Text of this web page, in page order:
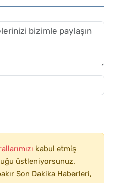
kabul etmiş
üstleniyorsunuz.
Son Dakika Haberleri,